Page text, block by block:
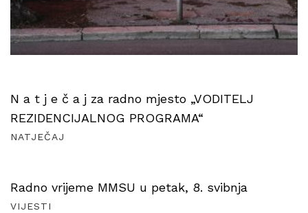
N a t j e č a j za radno mjesto „VODITELJ
REZIDENCIJALNOG PROGRAMA“
NATJEČAJ
Radno vrijeme MMSU u petak, 8. svibnja
VIJESTI